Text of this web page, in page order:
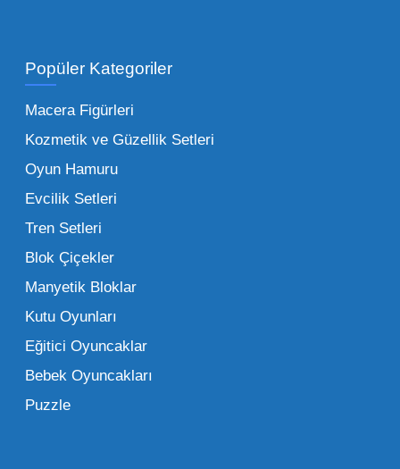
İşletmeler için toptan oyuncak satış ve alımı
şüphesiz ki birim maliyetin düşmesidir.
Oyuncak toptan kanalına geçildiğinde,
perakende satış fiyatı ile alış fiyatı arasındaki
makas açılır ve bu da ciddi kâr marjları elde
edilmesini sağlar. Toplu alımlarda uygulanan
dönemlerinde işletmenizin finansal olarak
rahatlamasına yardımcı olur.
Müşterileriniz bir ürünü sorduğunda "yok"
demek, marka sadakatini zedeler. Profesyonel
bir oyuncak toptan satış ortağı ile çalışmak,
Popüler Kategoriler
Macera Figürleri
Kozmetik ve Güzellik Setleri
Oyun Hamuru
Evcilik Setleri
Tren Setleri
Blok Çiçekler
Manyetik Bloklar
Kutu Oyunları
Eğitici Oyuncaklar
Bebek Oyuncakları
Puzzle